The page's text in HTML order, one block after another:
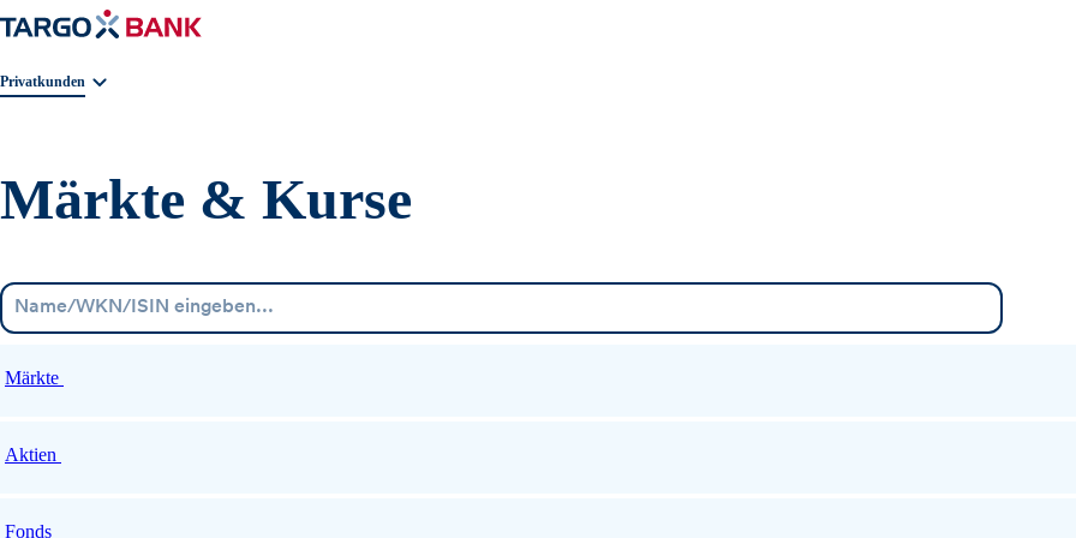
Geschäftsbereichnavigation. Aktuelle Auswahl:
Privatkunden
Märkte & Kurse
Märkte
Aktien
Fonds